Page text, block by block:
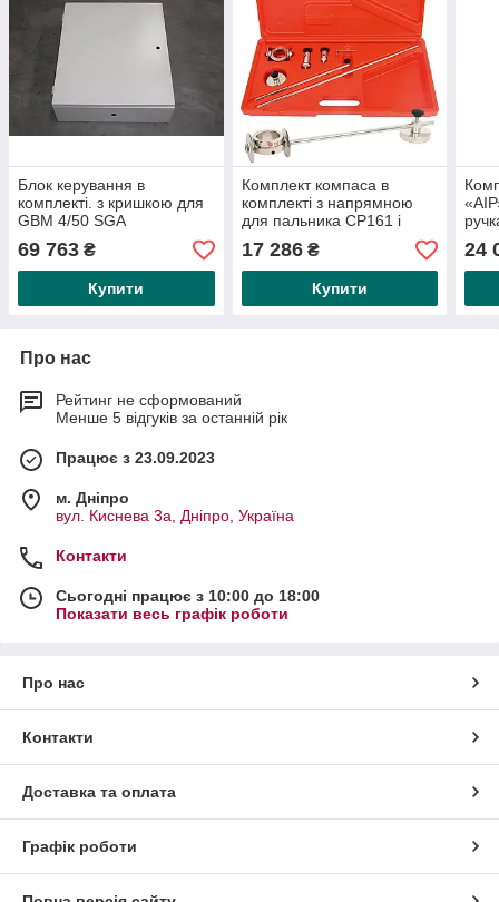
Блок керування в
комплекті. з кришкою для
GBM 4/50 SGA
69 763 ₴
Купити
Комплект компаса в
комплекті з напрямною
для пальника CP161 і
CP162C MAR, арт. 407
17 286₴
Купити
см)
24
Про нас
Рейтинг не сформований
Менше 5 відгуків за останній рік
Працює з 23.09.2023
м. Дніпро
вул. Киснева 3а, Дніпро, Україна
Контакти
Сьогодні працює з 10:00 до 18:00
Показати весь графік роботи
Про нас
Контакти
Доставка та оплата
Графік роботи